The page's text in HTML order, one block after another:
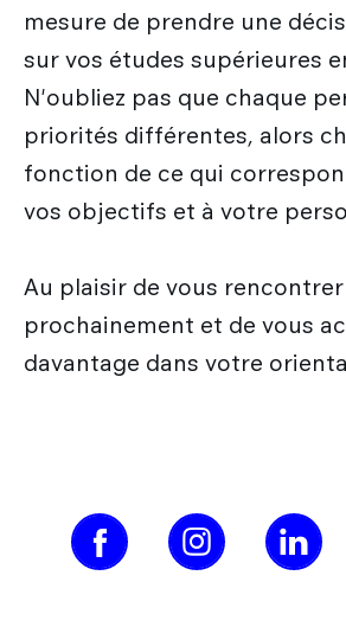
mesure de prendre une
sur vos études supérieures
N'oubliez pas que chaque
priorités différentes, alors
fonction de ce qui
vos objectifs et à votre
Au plaisir de vous rencontrer
prochainement et de vous
davantage dans votre